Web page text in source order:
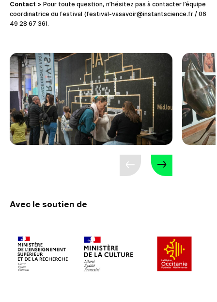
Contact > Pour toute question, n’hésitez pas à contacter l’équipe
coordinatrice du festival (festival-vasavoir@instantscience.fr / 06
49 28 67 36).
Avec le soutien de